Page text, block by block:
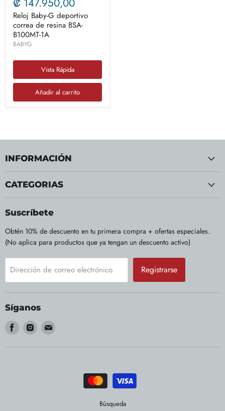
₡ 147.950,00
Reloj Baby-G deportivo
correa de resina BSA-
B100MT-1A
BABYG
Vista Rápida
Añadir al carrito
INFORMACIÓN
CATEGORIAS
Suscríbete
Obtén 10% de descuento en tu primera compra + ofertas especiales.
(No aplica para productos que ya tengan un descuento activo)
Dirección de correo electrónico Registrarse
Síganos
Encuéntrenos
Facebook
Encuéntrenos
Instagram
Encuéntrenos
Correo
Búsqueda